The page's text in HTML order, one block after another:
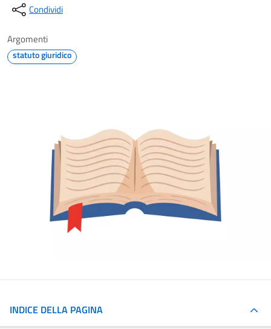
Condividi
Argomenti
statuto giuridico
INDICE DELLA PAGINA